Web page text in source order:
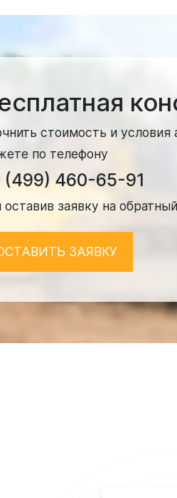
стоимость и
по телефону
(499) 460-65-91
оставив заявку на
ЗАЯВКУ